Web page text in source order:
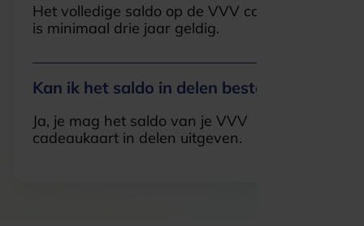
Het volledige saldo op de VVV cadeaukaart
is minimaal drie jaar geldig.
Kan ik het saldo in delen besteden?
Ja, je mag het saldo van je VVV
cadeaukaart in delen uitgeven.